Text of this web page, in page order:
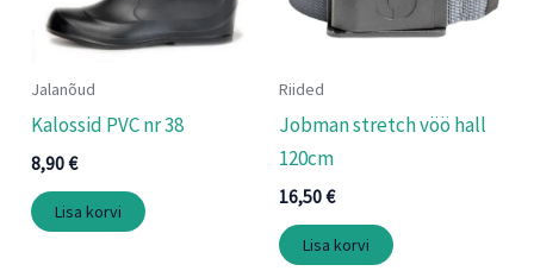
Jalanõud
Kalossid PVC nr 38
8,90€
Lisa korvi
Riided
Jobman stretch vöö hall
120cm
16,50€
Lisa korvi